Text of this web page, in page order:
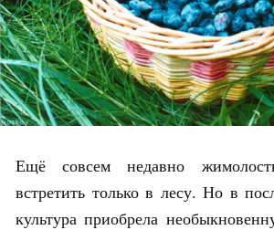
Ещё совсем недавно
встретить только в лесу. Но в
культура приобрела